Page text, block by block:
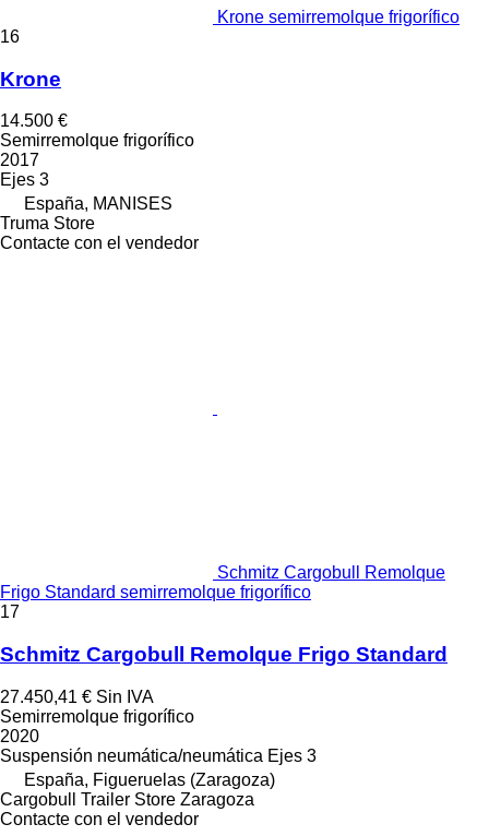
Krone semirremolque frigorífico
16
Krone
14.500 €
Semirremolque frigorífico
2017
Ejes 3
España, MANISES
Truma Store
Contacte con el vendedor
Schmitz Cargobull Remolque
Frigo Standard semirremolque frigorífico
17
Schmitz Cargobull Remolque Frigo Standard
27.450,41 € Sin IVA
Semirremolque frigorífico
2020
Suspensión neumática/neumática Ejes 3
España, Figueruelas (Zaragoza)
Cargobull Trailer Store Zaragoza
Contacte con el vendedor